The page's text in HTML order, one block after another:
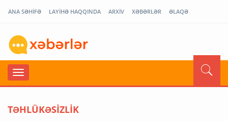
ANA SƏHİFƏ LAYİHƏ HAQQINDA ARXİV XƏBƏRLƏR ƏLAQƏ
TƏHLÜKƏSİZLİK